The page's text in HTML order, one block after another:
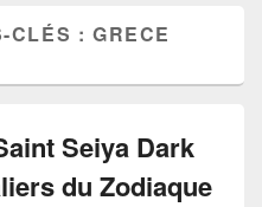
CLÉS :GRECE
Seiya Dark
du Zodiaque